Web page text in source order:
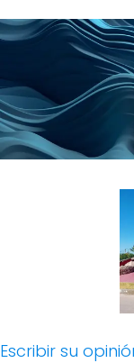
Escribir su